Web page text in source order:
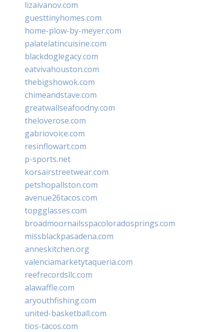
lizaivanov.com
guesttinyhomes.com
home-plow-by-meyer.com
palatelatincuisine.com
blackdoglegacy.com
eatvivahouston.com
thebigshowok.com
chimeandstave.com
greatwallseafoodny.com
theloverose.com
gabriovoice.com
resinflowart.com
p-sports.net
korsairstreetwear.com
petshopallston.com
avenue26tacos.com
topgglasses.com
broadmoornailsspacoloradosprings.com
missblackpasadena.com
anneskitchen.org
valenciamarketytaqueria.com
reefrecordsllc.com
alawaffle.com
aryouthfishing.com
united-basketball.com
tios-tacos.com